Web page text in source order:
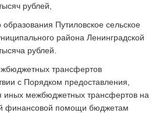
рублей,
Путиловское сельское
района Ленинградской
рублей.
трансфертов
с Порядком предоставления,
иных межбюджетных трансфертов на
финансовой помощи бюджетам